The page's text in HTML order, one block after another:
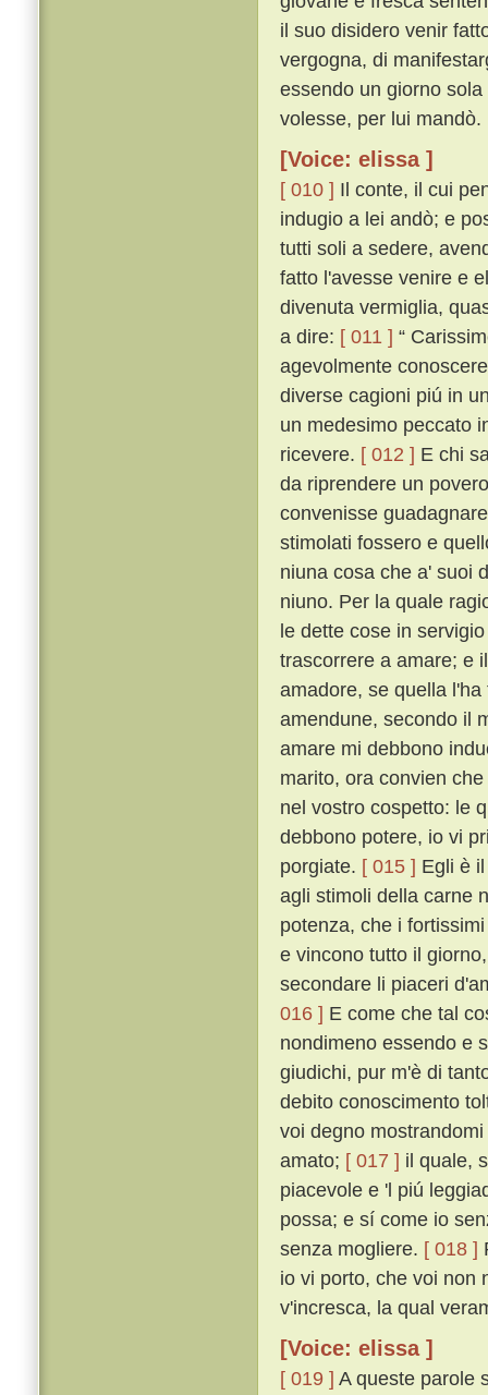
il suo disidero venir
vergogna, di
essendo un giorno
volesse, per lui mandò.
[Voice: elissa ]
[ 010 ] Il conte, il cui
indugio a lei andò; e
tutti soli a sedere,
fatto l'avesse venire e
divenuta vermiglia,
a dire: [ 011 ] “
agevolmente
diverse cagioni piú in
un medesimo peccato
ricevere. [ 012 ] E chi
da riprendere un
convenisse
stimolati fossero e
niuna cosa che a' suoi
niuno. Per la quale
le dette cose in
trascorrere a amare; e
amadore, se quella
amendune, secondo il
amare mi debbono
marito, ora convien
nel vostro cospetto: le
debbono potere, io vi
porgiate. [ 015 ] Egli è
agli stimoli della carne
potenza, che i
e vincono tutto il
secondare li piaceri
016 ] E come che tal
nondimeno essendo e
giudichi, pur m'è di
debito conoscimento
voi degno
amato; [ 017 ] il quale,
piacevole e 'l piú
possa; e sí come io
senza mogliere. [ 018 ]
io vi porto, che voi non
v'incresca, la qual
[Voice: elissa ]
[ 019 ] A queste parole